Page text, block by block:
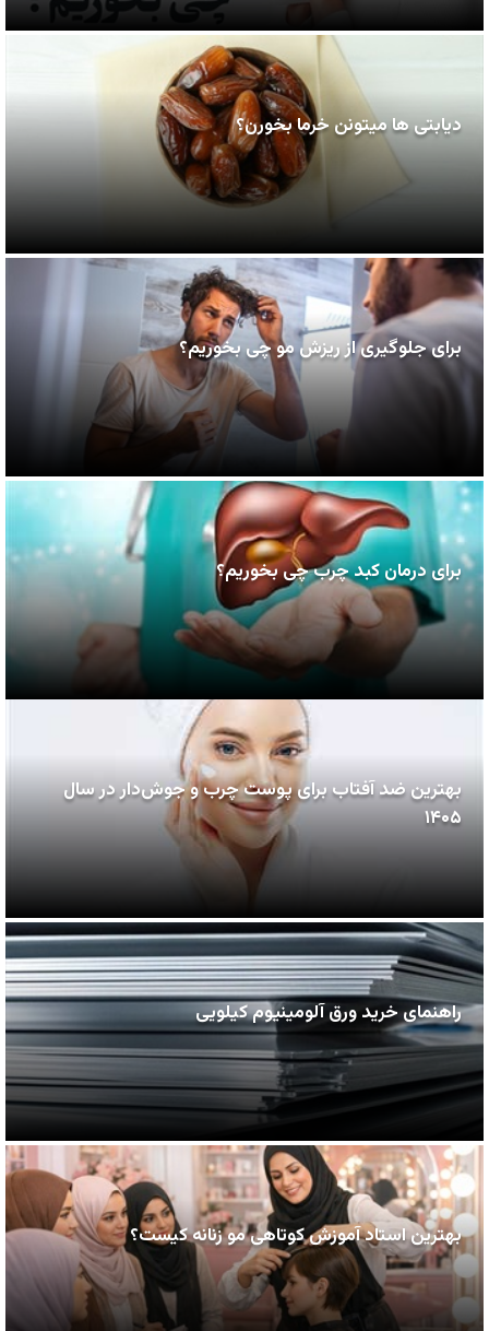
دیابتی ها میتونن خرما بخورن؟
برای جلوگیری از ریزش مو چی بخوریم؟
برای درمان کبد چرب چی بخوریم؟
بهترین ضد آفتاب برای پوست چرب و جوش‌دار در سال
۱۴۰۵
راهنمای خرید ورق آلومینیوم کیلویی
بهترین استاد آموزش کوتاهی مو زنانه کیست؟